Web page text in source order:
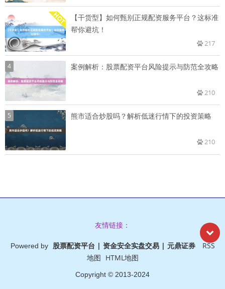
【干货型】如何甄别正规配资服务平台？这标准
帮你避坑！
217
4 案例解析：股票配资平台风险提示与防范全攻略
210
5 熊市适合炒股吗？解析低迷行情下的投资策略
210
友情链接：
Powered by 股票配资平台 | 资金安全实盘交易 | 元鼎证券
RSS
地图 HTML地图
Copyright © 2013-2024